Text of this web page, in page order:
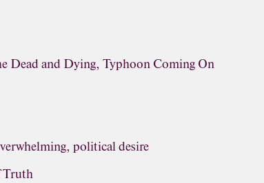
Dead and Dying, Typhoon Coming On
political desire
Truth